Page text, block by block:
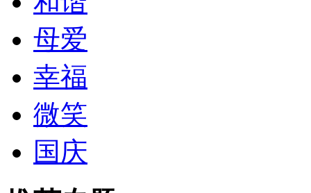
母爱
幸福
微笑
国庆